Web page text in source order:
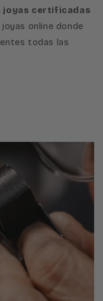
joyas certificadas
online donde
todas las